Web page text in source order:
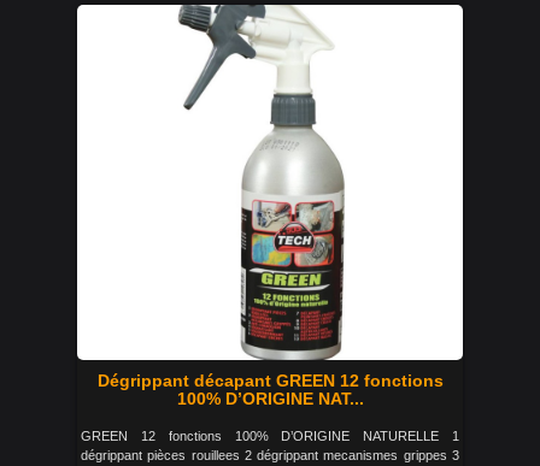
Dégrippant décapant GREEN 12 fonctions
100% D’ORIGINE NAT...
GREEN 12 fonctions 100% D’ORIGINE NATURELLE 1
dégrippant pièces rouillees 2 dégrippant mecanismes grippes 3